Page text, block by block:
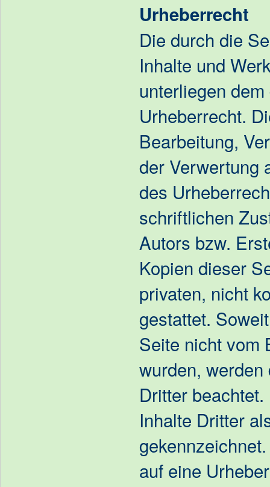
Urheberrecht
Die durch die
Inhalte und
unterliegen
Urheberrecht.
Bearbeitung,
der Verwertung
des
schriftlichen
Autors bzw.
Kopien dieser
privaten, nicht
gestattet.
Seite nicht vom
wurden,
Dritter
Inhalte Dritter
auf eine